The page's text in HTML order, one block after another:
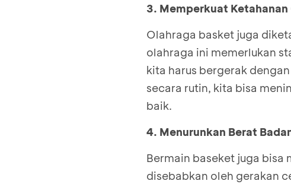
3. Memperkuat
Olahraga basket juga
olahraga ini memerlukan
kita harus bergerak
secara rutin, kita bisa
baik.
4. Menurunkan Berat
Bermain baseket juga bisa
disebabkan oleh gerakan